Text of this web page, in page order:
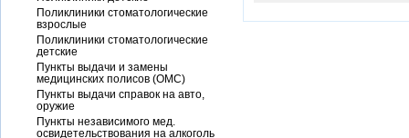
Поликлиники стоматологические
взрослые
Поликлиники стоматологические
детские
Пункты выдачи и замены
медицинских полисов (ОМС)
Пункты выдачи справок на авто,
оружие
Пункты независимого мед.
освидетельствования на алкоголь